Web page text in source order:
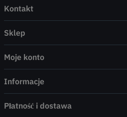
Kontakt
Sklep
Moje konto
Informacje
Płatność i dostawa